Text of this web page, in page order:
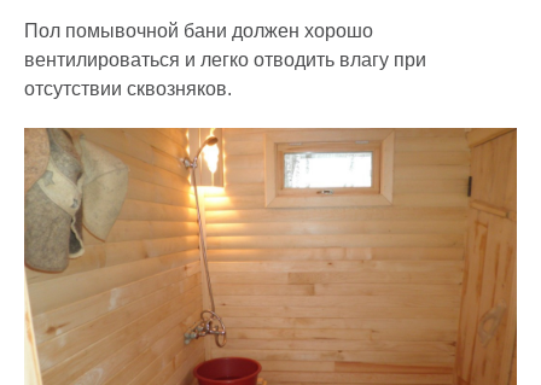
Пол помывочной бани должен хорошо
вентилироваться и легко отводить влагу при
отсутствии сквозняков.